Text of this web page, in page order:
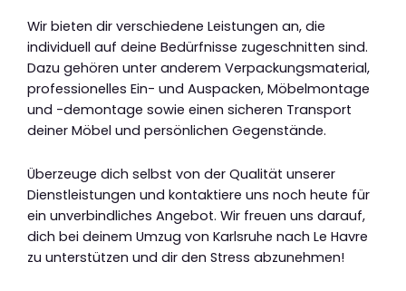
Wir bieten dir verschiedene Leistungen an, die
individuell auf deine Bedürfnisse zugeschnitten sind.
Dazu gehören unter anderem Verpackungsmaterial,
professionelles Ein- und Auspacken, Möbelmontage
und -demontage sowie einen sicheren Transport
deiner Möbel und persönlichen Gegenstände.
Überzeuge dich selbst von der Qualität unserer
Dienstleistungen und kontaktiere uns noch heute für
ein unverbindliches Angebot. Wir freuen uns darauf,
dich bei deinem Umzug von Karlsruhe nach Le Havre
zu unterstützen und dir den Stress abzunehmen!